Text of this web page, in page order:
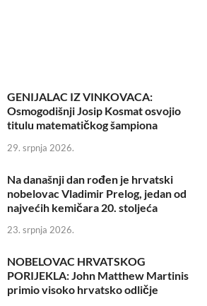
GENIJALAC IZ VINKOVACA:
Osmogodišnji Josip Kosmat osvojio
titulu matematičkog šampiona
29. srpnja 2026.
Na današnji dan rođen je hrvatski
nobelovac Vladimir Prelog, jedan od
najvećih kemičara 20. stoljeća
23. srpnja 2026.
NOBELOVAC HRVATSKOG
PORIJEKLA: John Matthew Martinis
primio visoko hrvatsko odličje